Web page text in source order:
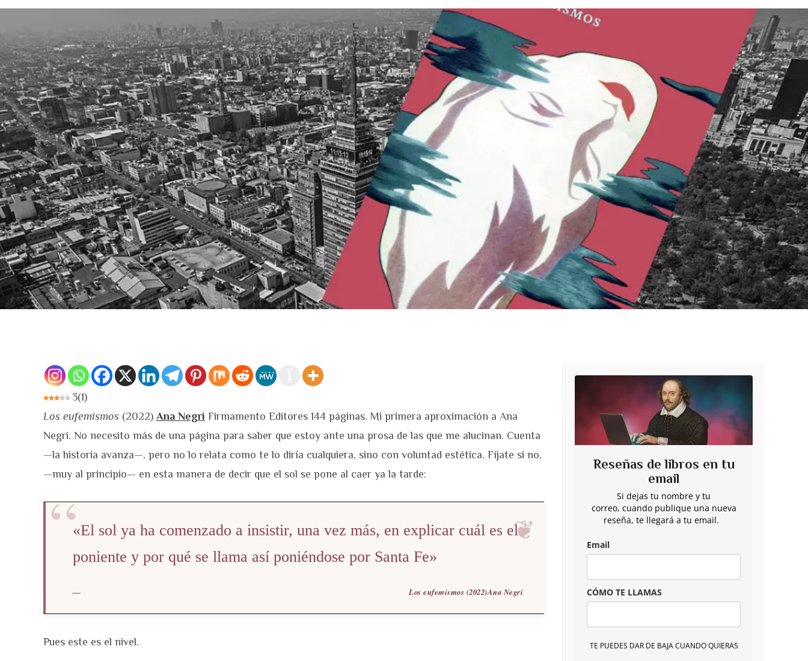
3(1)
Los eufemismos (2022) Ana Negri Firmamento Editores 144 páginas. Mi primera aproximación a Ana
Negri. No necesito más de una página para saber que estoy ante una prosa de las que me alucinan. Cuenta
—la historia avanza—, pero no lo relata como te lo diría cualquiera, sino con voluntad estética. Fíjate si no,
—muy al principio— en esta manera de decir que el sol se pone al caer ya la tarde:
«El sol ya ha comenzado a insistir, una vez más, en explicar cuál es el
poniente y por qué se llama así poniéndose por Santa Fe»
Los eufemismos (2022)Ana Negri
Pues este es el nivel.
Reseñas de libros en tu
email
Si dejas tu nombre y tu
correo, cuando publique una nueva
reseña, te llegará a tu email.
Email
CÓMO TE LLAMAS
TE PUEDES DAR DE BAJA CUANDO QUIERAS